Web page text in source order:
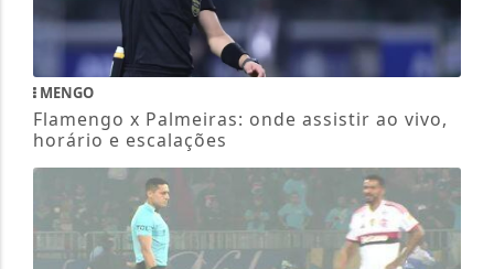
MENGO
Flamengo x Palmeiras: onde assistir ao vivo,
horário e escalações